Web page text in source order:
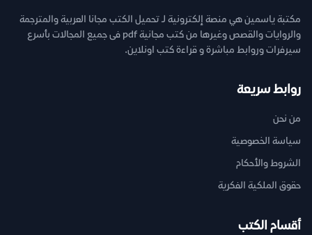
مكتبة ياسمين هي منصة إلكترونية لـ تحميل الكتب مجانا العربية والمترجمة
والروايات والقصص وغيرها من كتب مجانية pdf فى جميع المجالات بأسرع
سيرفرات وروابط مباشرة و قراءة كتب اونلاين.
روابط سريعة
من نحن
سياسة الخصوصية
الشروط والأحكام
حقوق الملكية الفكرية
أقسام الكتب